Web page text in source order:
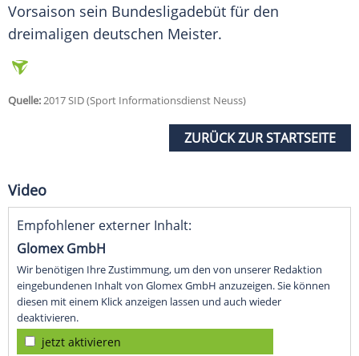
Vorsaison sein Bundesligadebüt für den
dreimaligen deutschen Meister.
Quelle:2017 SID (Sport Informationsdienst Neuss)
ZURÜCK ZUR STARTSEITE
Video
Empfohlener externer Inhalt:
Glomex GmbH
Wir benötigen Ihre Zustimmung, um den von unserer Redaktion
eingebundenen Inhalt von Glomex GmbH anzuzeigen. Sie können
diesen mit einem Klick anzeigen lassen und auch wieder
deaktivieren.
jetzt aktivieren